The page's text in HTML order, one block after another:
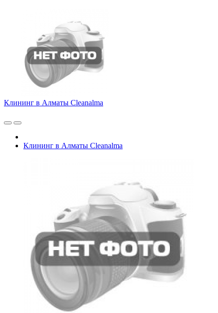
Клининг в Алматы Cleanalma
Клининг в Алматы Cleanalma